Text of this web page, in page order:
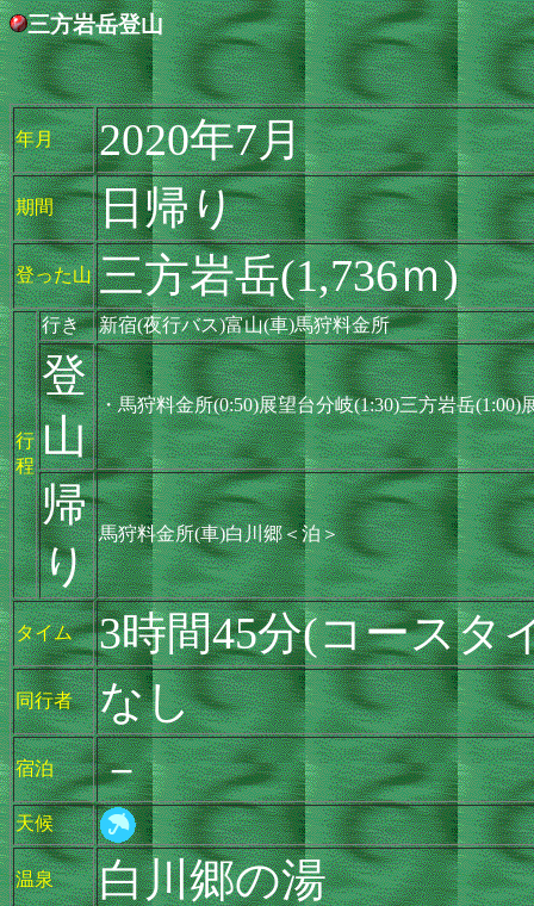
三方岩岳登山
年月 2020年7月
期間 日帰り
登った山 三方岩岳(1,736ｍ)
行
程
行き 新宿(夜行バス)富山(車)馬狩料金所
登
山
・馬狩料金所(0:50)展望台分岐(1:30)三方岩岳(1:00)
帰
り
馬狩料金所(車)白川郷＜泊＞
タイム 3時間45分(コースタ
同行者 なし
宿泊 －
天候
温泉 白川郷の湯